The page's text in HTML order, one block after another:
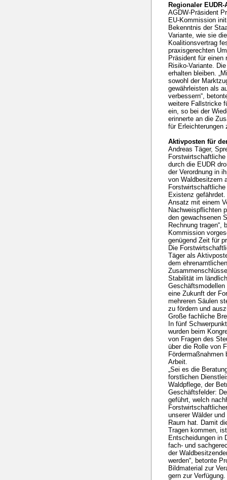
Regionaler EUDR-
AGDW-Präsident
EU-Kommission
Bekenntnis der
Variante, wie sie
Koalitionsvertrag
praxisgerechten
Präsident für einen
Risiko-Variante.
erhalten bleiben.
sowohl der
gewährleisten als
verbessern“,
weitere Fallstricke
ein, so bei der
erinnerte an die
für Erleichterungen
Aktivposten für
Andreas Täger,
durch die EUDR
der Verordnung in
von Waldbesitzern
Existenz
Ansatz mit einem
Nachweispflichten
den gewachsenen
Rechnung tragen“,
Kommission
genügend Zeit für
Die
Täger als
dem
Stabilität im
eine Zukunft der
mehreren Säulen
zu fördern und
Große fachliche
In fünf
wurden beim
von Fragen des
über die Rolle von
Fördermaßnahmen
Arbeit.
„Sei es die
forstlichen
Waldpflege, der
Geschäftsfelder:
geführt, welch
unserer Wälder
Raum hat. Damit
Tragen kommen,
Entscheidungen in
fach- und
der
werden“, betonte
Bildmaterial zur
gern zur Verfügung.